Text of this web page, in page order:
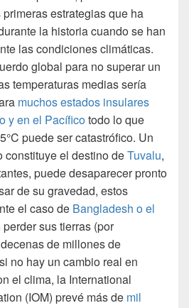
estrategias que ha
la historia cuando se han
las condiciones climáticas.
global para no superar un
temperaturas medias sería
muchos estados insulares
y en el Pacíficotodo lo que
puede ser catastrófico. Un
constituye el destino deTuvalu,
puede desaparecer pronto
de su gravedad, estos
el caso de Bangladesh o el
sus tierras (por
de millones de
no hay un cambio real en
el clima, la International
(IOM) prevé más de mil